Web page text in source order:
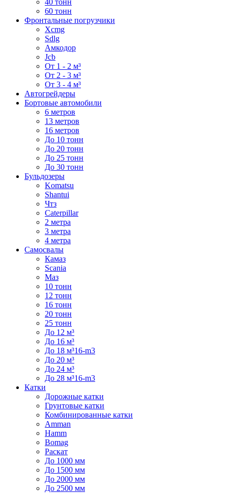
60 тонн
Фронтальные погрузчики
Xcmg
Sdlg
Амкодор
Jcb
От 1 - 2 м³
От 2 - 3 м³
От 3 - 4 м³
Автогрейдеры
Бортовые автомобили
6 метров
13 метров
16 метров
До 10 тонн
До 20 тонн
До 25 тонн
До 30 тонн
Бульдозеры
Komatsu
Shantui
Чтз
Caterpillar
2 метра
3 метра
4 метра
Самосвалы
Камаз
Scania
Маз
10 тонн
12 тонн
16 тонн
20 тонн
25 тонн
До 12 м³
До 16 м³
До 18 м³16-m3
До 20 м³
До 24 м³
До 28 м³16-m3
Катки
Дорожные катки
Грунтовые катки
Комбинированные катки
Amman
Hamm
Bomag
Раскат
До 1000 мм
До 1500 мм
До 2000 мм
До 2500 мм